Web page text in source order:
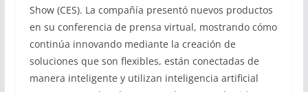
Show (CES). La compañía presentó nuevos productos
en su conferencia de prensa virtual, mostrando cómo
continúa innovando mediante la creación de
soluciones que son flexibles, están conectadas de
manera inteligente y utilizan inteligencia artificial